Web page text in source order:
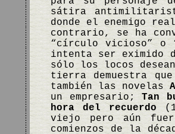
sátira
donde el enemigo
contrario, se ha
“círculo vicioso” o
intenta ser eximido
sólo los locos
tierra demuestra
también las novelas
un empresario;Tan
hora del recuerdo
viejo pero aún
comienzos de la